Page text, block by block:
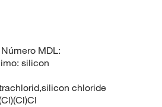
MDL:
silicon
chloride